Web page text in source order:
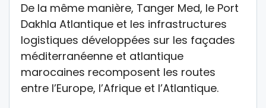
De la même manière, Tanger Med, le Port
Dakhla Atlantique et les infrastructures
logistiques développées sur les façades
méditerranéenne et atlantique
marocaines recomposent les routes
entre l’Europe, l’Afrique et l’Atlantique.